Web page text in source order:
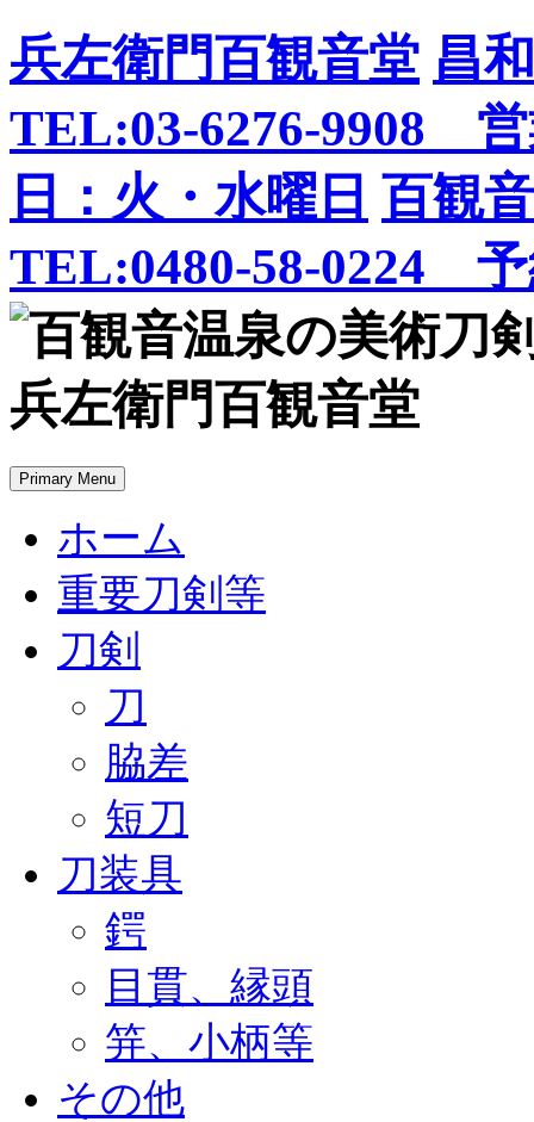
Skip
to
content
兵左衛門百観音堂 昌
TEL:03-6276-9908
日：火・水曜日 百観
TEL:0480-58-0224
Primary Menu
ホーム
重要刀剣等
刀剣
刀
脇差
短刀
刀装具
鍔
目貫、縁頭
笄、小柄等
その他